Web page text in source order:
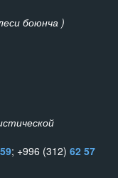
боюнча )
; +996 (312) 62 57